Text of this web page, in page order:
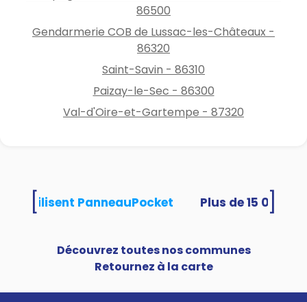
vigilants, à prévenir vos
proches — notamment les
personnes isolées ou âgées —
toute tentative d’arnaque.
👉 Partagez ce message pour
86500
Gendarmerie COB de Lussac-les-Châteaux -
86320
Saint-Savin - 86310
Paizay-le-Sec - 86300
Val-d'Oire-et-Gartempe - 87320
utilisent PanneauPocket
Découvrez toutes nos communes
Retournez à la carte